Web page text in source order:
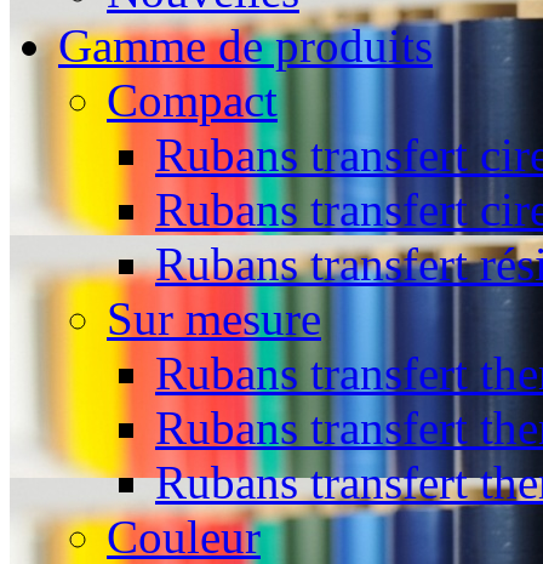
Gamme de produits
Compact
Rubans transfert
Rubans transfert
Rubans transfert
Sur mesure
Rubans transfert
Rubans transfert
Rubans transfert
Couleur